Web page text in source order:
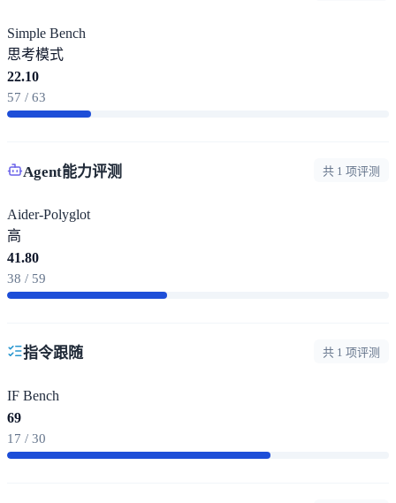
Simple Bench
思考模式
22.10
57 / 63
Agent能力评测 共 1 项评测
Aider-Polyglot
高
41.80
38 / 59
指令跟随 共 1 项评测
IF Bench
69
17 / 30